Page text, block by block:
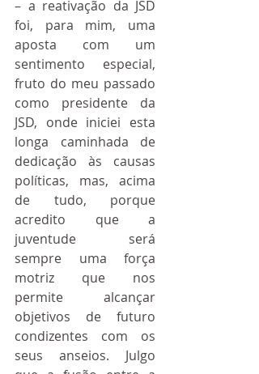
– a reativação da JSD
foi, para mim, uma
aposta com um
sentimento especial,
fruto do meu passado
como presidente da
JSD, onde iniciei esta
longa caminhada de
dedicação às causas
políticas, mas, acima
de tudo, porque
acredito que a
juventude será
sempre uma força
motriz que nos
permite alcançar
objetivos de futuro
condizentes com os
seus anseios. Julgo